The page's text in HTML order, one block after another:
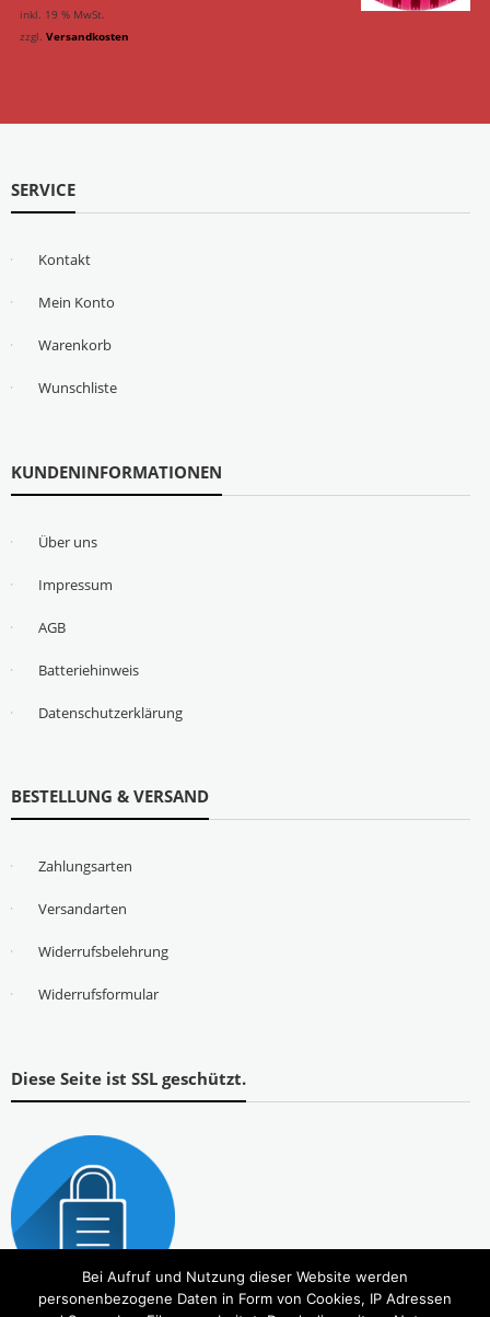
inkl. 19 % MwSt.
zzgl. Versandkosten
SERVICE
Kontakt
Mein Konto
Warenkorb
Wunschliste
KUNDENINFORMATIONEN
Über uns
Impressum
AGB
Batteriehinweis
Datenschutzerklärung
BESTELLUNG & VERSAND
Zahlungsarten
Versandarten
Widerrufsbelehrung
Widerrufsformular
Diese Seite ist SSL geschützt.
Bei Aufruf und Nutzung dieser Website werden
personenbezogene Daten in Form von Cookies, IP Adressen